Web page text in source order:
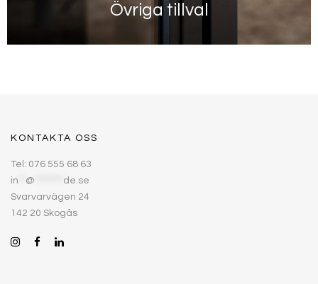
Övriga tillval
KONTAKTA OSS
Tel: 076 555 68 63
in
@
de.se
Svarvarvägen 24
142 20 Skogås